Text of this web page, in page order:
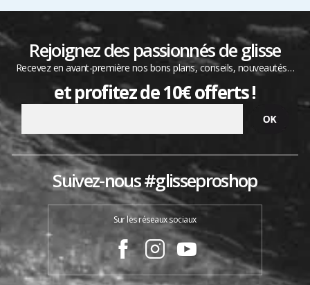
Rejoignez des passionnés de glisse
Recevez en avant-première nos bons plans, conseils, nouveautés…
et profitez de 10€ offerts !
Suivez-nous #glisseproshop
Sur les réseaux sociaux